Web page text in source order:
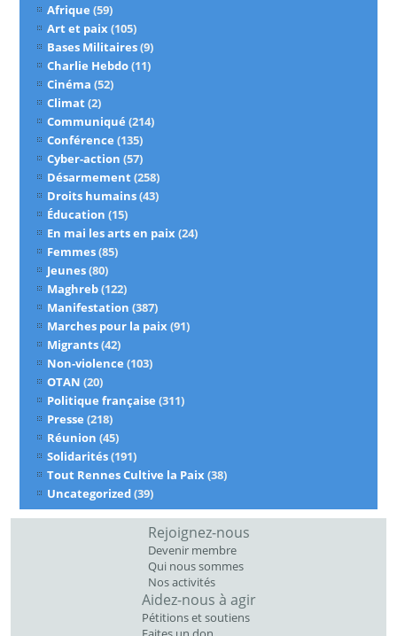
Afrique (59)
Art et paix (105)
Bases Militaires(9)
Charlie Hebdo(11)
Cinéma (52)
Climat(2)
Communiqué (214)
Conférence (135)
Cyber-action (57)
Désarmement(258)
Droits humains(43)
Éducation (15)
En mai les arts en paix (24)
Femmes(85)
Jeunes(80)
Maghreb(122)
Manifestation (387)
Marches pour la paix (91)
Migrants(42)
Non-violence (103)
OTAN (20)
Politique française (311)
Presse (218)
Réunion (45)
Solidarités(191)
Tout Rennes Cultive la Paix (38)
Uncategorized(39)
Rejoignez-nous
Devenir membre
Qui nous sommes
Nos activités
Aidez-nous à agir
Pétitions et soutiens